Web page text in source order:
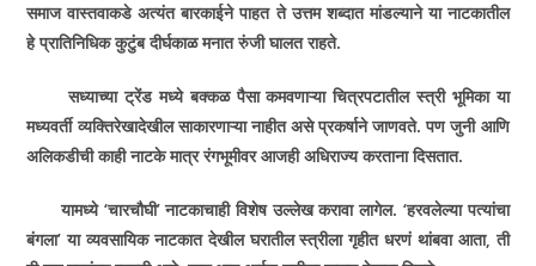
समाज वास्तवाकडे अत्यंत बारकाईने पाहत ते उत्तम शब्दात मांडल्याने या नाटकातील
हे प्रातिनिधिक कुटुंब दीर्घकाळ मनात रुंजी घालत राहते.
सध्याच्या ट्रेंड मध्ये बक्कळ पैसा कमवणाऱ्या चित्रपटातील स्त्री भूमिका या
मध्यवर्ती व्यक्तिरेखादेखील साकारणाऱ्या नाहीत असे प्रकर्षाने जाणवते. पण जुनी आणि
अलिकडीची काही नाटके मात्र रंगभूमीवर आजही अधिराज्य करताना दिसतात.
यामध्ये ‘चारचौघी’ नाटकाचाही विशेष उल्लेख करावा लागेल. ‘हरवलेल्या पत्यांचा
बंगला’ या व्यवसायिक नाटकात देखील घरातील स्त्रीला गृहीत धरणं थांबवा आता, ती